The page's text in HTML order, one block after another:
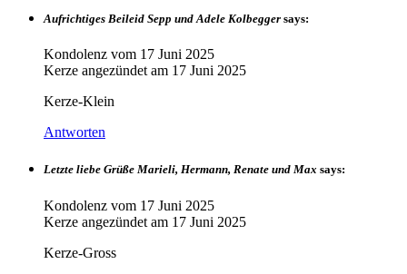
Aufrichtiges Beileid Sepp und Adele Kolbegger says:
Kondolenz vom 17 Juni 2025
Kerze angezündet am 17 Juni 2025
Kerze-Klein
Antworten
Letzte liebe Grüße Marieli, Hermann, Renate und Max says:
Kondolenz vom 17 Juni 2025
Kerze angezündet am 17 Juni 2025
Kerze-Gross